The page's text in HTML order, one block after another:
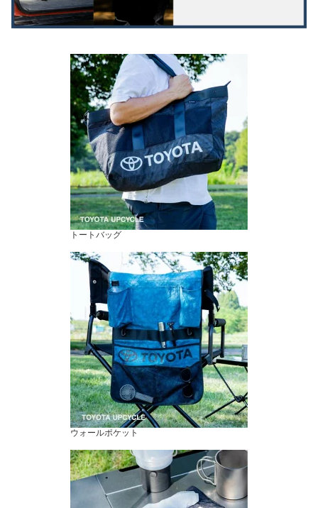
トートバッグ
ウォールポケット